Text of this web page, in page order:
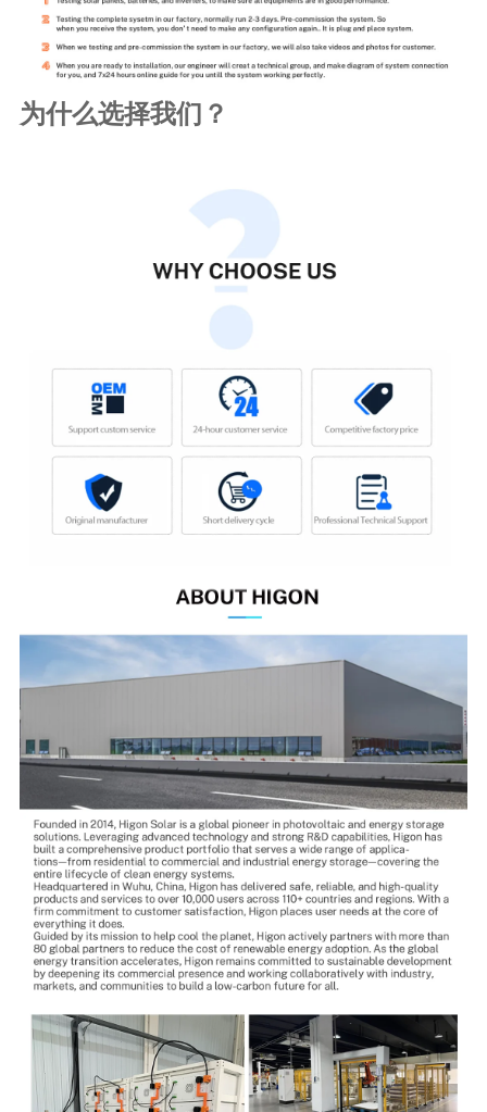
为什么选择我们？